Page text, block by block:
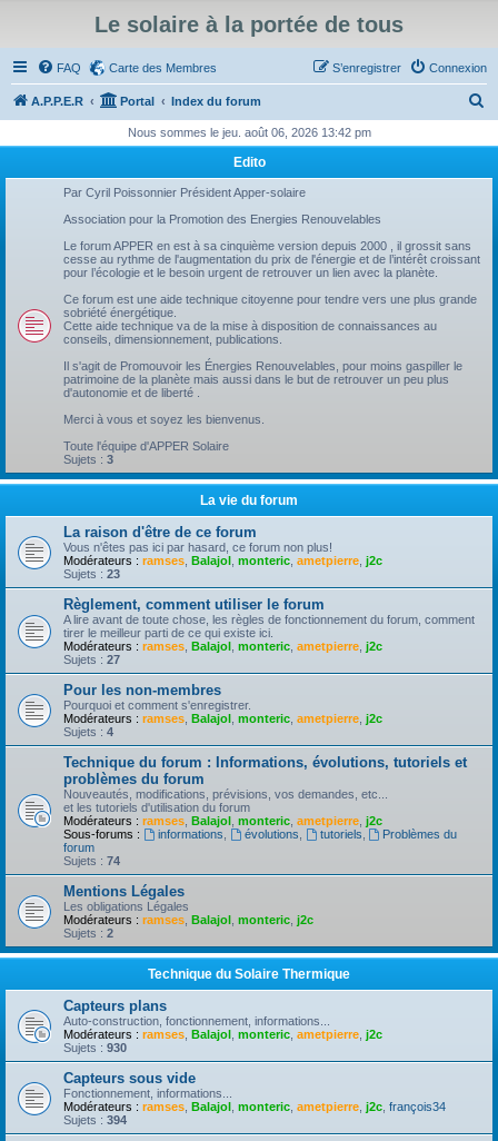
Le solaire à la portée de tous
FAQ Carte des Membres Connexion
S’enregistrer
A.P.P.E.R Portal Index du forum
h
Nous sommes le jeu. août 06, 2026 13:42 pm
Edito
Par Cyril Poissonnier Président Apper-solaire
Association pour la Promotion des Energies Renouvelables
Le forum APPER en est à sa cinquième version depuis 2000 , il grossit sans
cesse au rythme de l'augmentation du prix de l'énergie et de l’intérêt croissant
pour l’écologie et le besoin urgent de retrouver un lien avec la planète.
Ce forum est une aide technique citoyenne pour tendre vers une plus grande
sobriété énergétique.
Cette aide technique va de la mise à disposition de connaissances au
conseils, dimensionnement, publications.
Il s'agit de Promouvoir les Énergies Renouvelables, pour moins gaspiller le
patrimoine de la planète mais aussi dans le but de retrouver un peu plus
d'autonomie et de liberté .
Merci à vous et soyez les bienvenus.
Toute l'équipe d'APPER Solaire
Sujets : 3
La vie du forum
La raison d'être de ce forum
Vous n'êtes pas ici par hasard, ce forum non plus!
Modérateurs : ramses Balajol monteric ametpierre j2c
Sujets : 23
Règlement, comment utiliser le forum
A lire avant de toute chose, les règles de fonctionnement du forum, comment
tirer le meilleur parti de ce qui existe ici.
Modérateurs : ramses Balajol monteric ametpierre j2c
Sujets : 27
Pour les non-membres
Pourquoi et comment s'enregistrer.
Modérateurs : ramses Balajol monteric ametpierre j2c
Sujets : 4
Technique du forum : Informations, évolutions, tutoriels et
problèmes du forum
Nouveautés, modifications, prévisions, vos demandes, etc...
et les tutoriels d'utilisation du forum
Modérateurs : ramses Balajol monteric ametpierre j2c
Sous-forums :
informations évolutions tutoriels
Problèmes du
forum
Sujets : 74
Mentions Légales
Les obligations Légales
Modérateurs : ramses Balajol monteric j2c
Sujets : 2
Technique du Solaire Thermique
Capteurs plans
Auto-construction, fonctionnement, informations...
Modérateurs : ramses Balajol monteric ametpierre j2c
Sujets : 930
Capteurs sous vide
Fonctionnement, informations...
Modérateurs : ramses Balajol monteric ametpierre j2c françois34
Sujets : 394